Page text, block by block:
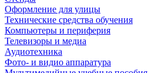
Оформление для улицы
Технические средства обучения
Компьютеры и периферия
Телевизоры и медиа
Аудиотехника
Фото- и видио аппаратура